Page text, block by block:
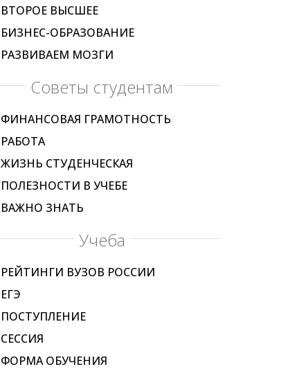
ВТОРОЕ ВЫСШЕЕ
БИЗНЕС-ОБРАЗОВАНИЕ
РАЗВИВАЕМ МОЗГИ
Советы студентам
ФИНАНСОВАЯ ГРАМОТНОСТЬ
РАБОТА
ЖИЗНЬ СТУДЕНЧЕСКАЯ
ПОЛЕЗНОСТИ В УЧЕБЕ
ВАЖНО ЗНАТЬ
Учеба
РЕЙТИНГИ ВУЗОВ РОССИИ
ЕГЭ
ПОСТУПЛЕНИЕ
СЕССИЯ
ФОРМА ОБУЧЕНИЯ